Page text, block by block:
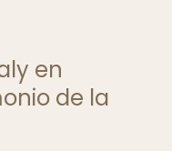
en
de la